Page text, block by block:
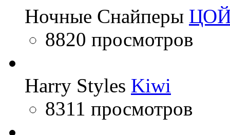
Ночные Снайперы
8820 просмотров
Harry Styles Kiwi
8311 просмотров